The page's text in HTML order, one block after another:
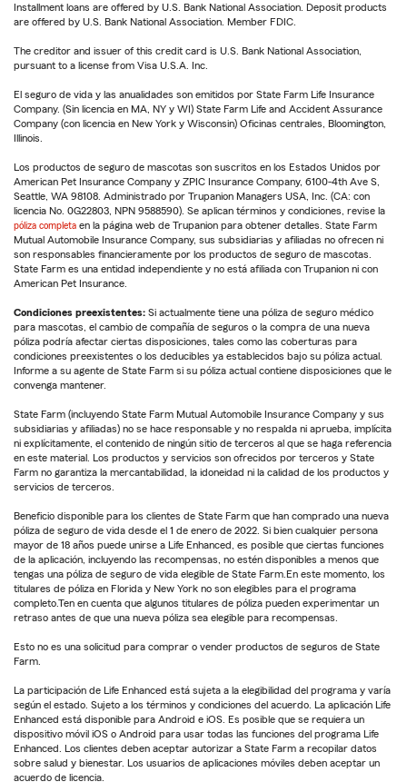
Installment loans are offered by U.S. Bank National Association. Deposit products
are offered by U.S. Bank National Association. Member FDIC.
The creditor and issuer of this credit card is U.S. Bank National Association,
pursuant to a license from Visa U.S.A. Inc.
El seguro de vida y las anualidades son emitidos por State Farm Life Insurance
Company. (Sin licencia en MA, NY y WI) State Farm Life and Accident Assurance
Company (con licencia en New York y Wisconsin) Oficinas centrales, Bloomington,
Illinois.
Los productos de seguro de mascotas son suscritos en los Estados Unidos por
American Pet Insurance Company y ZPIC Insurance Company, 6100-4th Ave S,
Seattle, WA 98108. Administrado por Trupanion Managers USA, Inc. (CA: con
licencia No. 0G22803, NPN 9588590). Se aplican términos y condiciones, revise la
póliza completa en la página web de Trupanion para obtener detalles. State Farm
Mutual Automobile Insurance Company, sus subsidiarias y afiliadas no ofrecen ni
son responsables financieramente por los productos de seguro de mascotas.
State Farm es una entidad independiente y no está afiliada con Trupanion ni con
American Pet Insurance.
Condiciones preexistentes: Si actualmente tiene una póliza de seguro médico
para mascotas, el cambio de compañía de seguros o la compra de una nueva
póliza podría afectar ciertas disposiciones, tales como las coberturas para
condiciones preexistentes o los deducibles ya establecidos bajo su póliza actual.
Informe a su agente de State Farm si su póliza actual contiene disposiciones que le
convenga mantener.
State Farm (incluyendo State Farm Mutual Automobile Insurance Company y sus
subsidiarias y afiliadas) no se hace responsable y no respalda ni aprueba, implícita
ni explícitamente, el contenido de ningún sitio de terceros al que se haga referencia
en este material. Los productos y servicios son ofrecidos por terceros y State
Farm no garantiza la mercantabilidad, la idoneidad ni la calidad de los productos y
servicios de terceros.
Beneficio disponible para los clientes de State Farm que han comprado una nueva
póliza de seguro de vida desde el 1 de enero de 2022. Si bien cualquier persona
mayor de 18 años puede unirse a Life Enhanced, es posible que ciertas funciones
de la aplicación, incluyendo las recompensas, no estén disponibles a menos que
tengas una póliza de seguro de vida elegible de State Farm.En este momento, los
titulares de póliza en Florida y New York no son elegibles para el programa
completo.Ten en cuenta que algunos titulares de póliza pueden experimentar un
retraso antes de que una nueva póliza sea elegible para recompensas.
Esto no es una solicitud para comprar o vender productos de seguros de State
Farm.
La participación de Life Enhanced está sujeta a la elegibilidad del programa y varía
según el estado. Sujeto a los términos y condiciones del acuerdo. La aplicación Life
Enhanced está disponible para Android e iOS. Es posible que se requiera un
dispositivo móvil iOS o Android para usar todas las funciones del programa Life
Enhanced. Los clientes deben aceptar autorizar a State Farm a recopilar datos
sobre salud y bienestar. Los usuarios de aplicaciones móviles deben aceptar un
acuerdo de licencia.